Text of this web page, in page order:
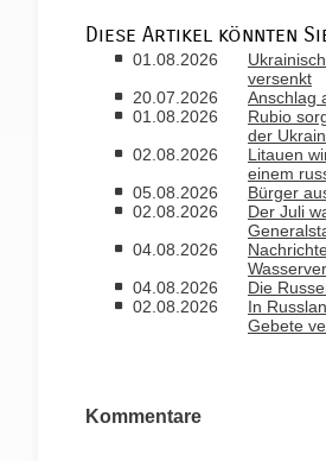
Diese Artikel könnten
01.08.2026
versenkt
20.07.2026
Anschlag
01.08.2026
Rubio
der
02.08.2026
Litauen
einem
05.08.2026
Bürger
02.08.2026
Der Juli
04.08.2026
04.08.2026
Die
02.08.2026
In
Gebete
Kommentare